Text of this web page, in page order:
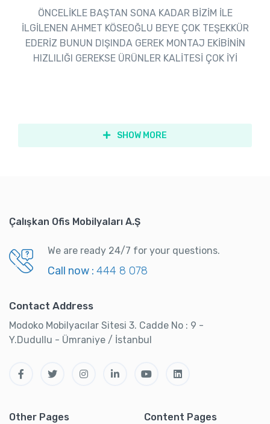
ÖNCELİKLE BAŞTAN SONA KADAR BİZİM İLE
İLGİLENEN AHMET KÖSEOĞLU BEYE ÇOK TEŞEKKÜR
EDERİZ BUNUN DIŞINDA GEREK MONTAJ EKİBİNİN
HIZLILIĞI GEREKSE ÜRÜNLER KALİTESİ ÇOK İYİ
SHOW MORE
Çalışkan Ofis Mobilyaları A.Ş
We are ready 24/7 for your questions.
Call now : 444 8 078
Contact Address
Modoko Mobilyacılar Sitesi 3. Cadde No : 9 -
Y.Dudullu - Ümraniye / İstanbul
Other Pages Content Pages